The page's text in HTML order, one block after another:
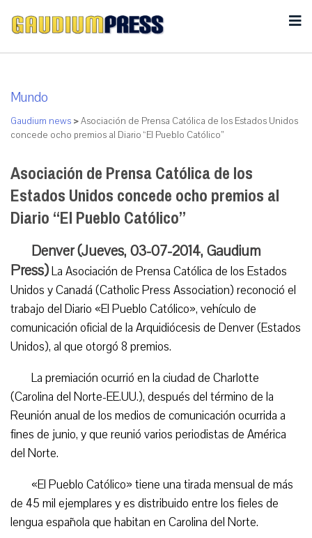
Mundo
Gaudium news >Asociación de Prensa Católica de los Estados Unidos
concede ocho premios al Diario “El Pueblo Católico”
Asociación de Prensa Católica de los
Estados Unidos concede ocho premios al
Diario “El Pueblo Católico”
Denver (Jueves, 03-07-2014, Gaudium
Press)La Asociación de Prensa Católica de los Estados
Unidos y Canadá (Catholic Press Association) reconoció el
trabajo del Diario «El Pueblo Católico», vehículo de
comunicación oficial de la Arquidiócesis de Denver (Estados
Unidos), al que otorgó 8 premios.
La premiación ocurrió en la ciudad de Charlotte
(Carolina del Norte-EE.UU.), después del término de la
Reunión anual de los medios de comunicación ocurrida a
fines de junio, y que reunió varios periodistas de América
del Norte.
«El Pueblo Católico» tiene una tirada mensual de más
de 45 mil ejemplares y es distribuido entre los fieles de
lengua española que habitan en Carolina del Norte.